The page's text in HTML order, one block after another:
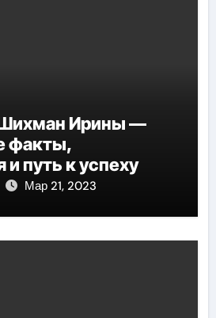
Ирины —
факты,
путь к успеху
Мар 21, 2023